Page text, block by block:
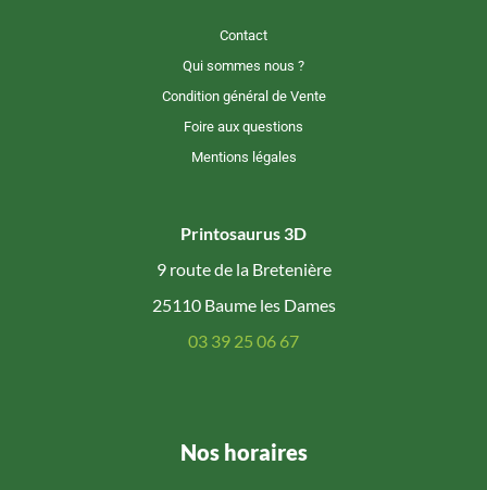
Contact
Qui sommes nous ?
Condition général de Vente
Foire aux questions
Mentions légales
Printosaurus 3D
9 route de la Bretenière
25110 Baume les Dames
03 39 25 06 67
Nos horaires